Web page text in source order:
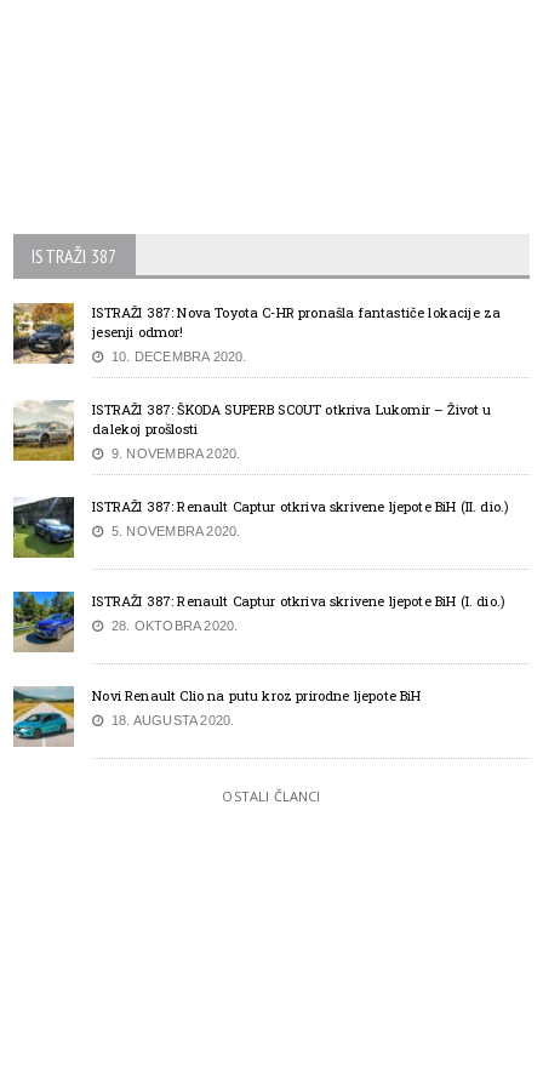
ISTRAŽI 387
ISTRAŽI 387: Nova Toyota C-HR pronašla fantastiče lokacije za
jesenji odmor!
10. DECEMBRA 2020.
ISTRAŽI 387: ŠKODA SUPERB SCOUT otkriva Lukomir – Život u
dalekoj prošlosti
9. NOVEMBRA 2020.
ISTRAŽI 387: Renault Captur otkriva skrivene ljepote BiH (II. dio.)
5. NOVEMBRA 2020.
ISTRAŽI 387: Renault Captur otkriva skrivene ljepote BiH (I. dio.)
28. OKTOBRA 2020.
Novi Renault Clio na putu kroz prirodne ljepote BiH
18. AUGUSTA 2020.
OSTALI ČLANCI